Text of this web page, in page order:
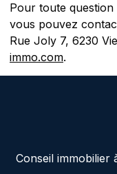
Pour toute question
vous pouvez
Rue Joly 7, 6230
immo.com.
Conseil immobilier